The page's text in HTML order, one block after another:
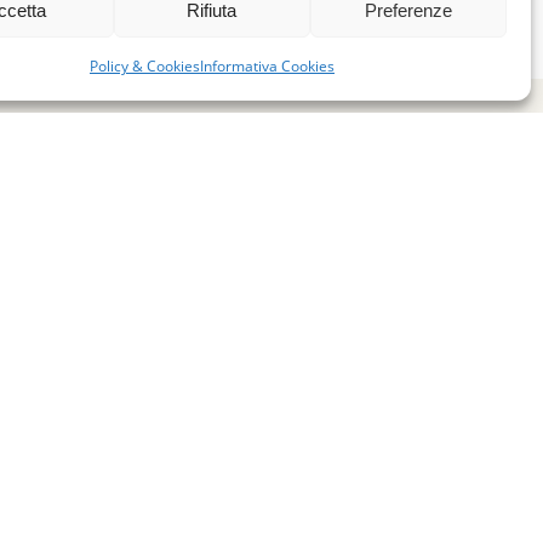
Rifiuta Preferenze
Policy & CookiesInformativa Cookies